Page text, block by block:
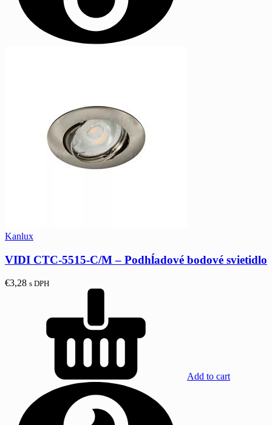
Kanlux
VIDI CTC-5515-C/M – Podhĺadové bodové svietidlo
€3,28 s DPH
Add to cart